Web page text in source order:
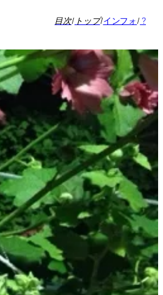
目次/ トップ/インフォ/?